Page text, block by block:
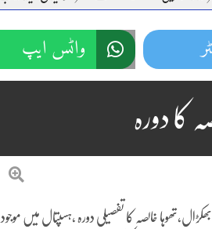
واٹس ایپ
کا دورہ
خالصہ کا تفصیلی دورہ ،ہسپتال میں موجود